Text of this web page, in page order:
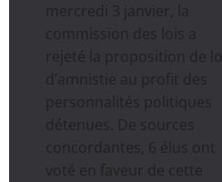
mercredi 3 janvier, la
commission des lois a
rejeté la proposition de loi
d’amnistie au profit des
personnalités politiques
détenues. De sources
concordantes, 6 élus ont
voté en faveur de cette